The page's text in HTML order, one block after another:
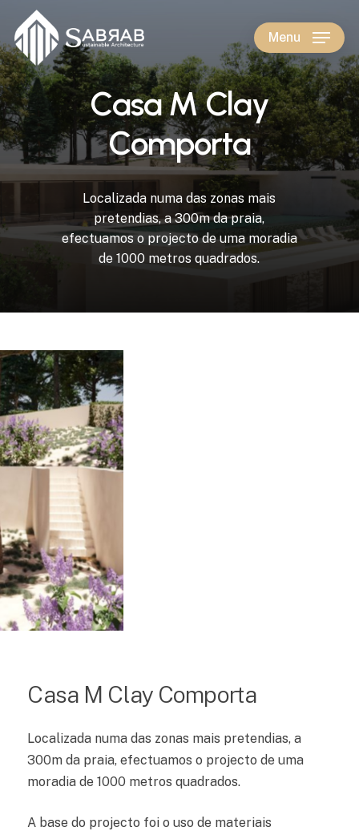
main
content
Menu
CasaMClay
Comporta
Localizada numa das zonas mais
pretendias, a 300m da praia,
efectuamos o projecto de uma moradia
de 1000 metros quadrados.
Casa M Clay Comporta
Localizada numa das zonas mais pretendias, a
300m da praia, efectuamos o projecto de uma
moradia de 1000 metros quadrados.
A base do projecto foi o uso de materiais